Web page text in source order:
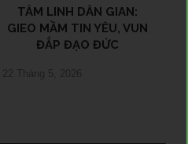
TÂM LINH DÂN GIAN:
GIEO MẦM TIN YÊU, VUN
ĐẮP ĐẠO ĐỨC
22 Tháng 5, 2026